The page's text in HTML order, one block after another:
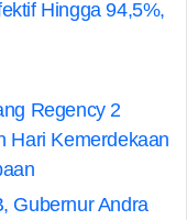
Hingga 94,5%,
Regency 2
Hari Kemerdekaan
Gubernur Andra